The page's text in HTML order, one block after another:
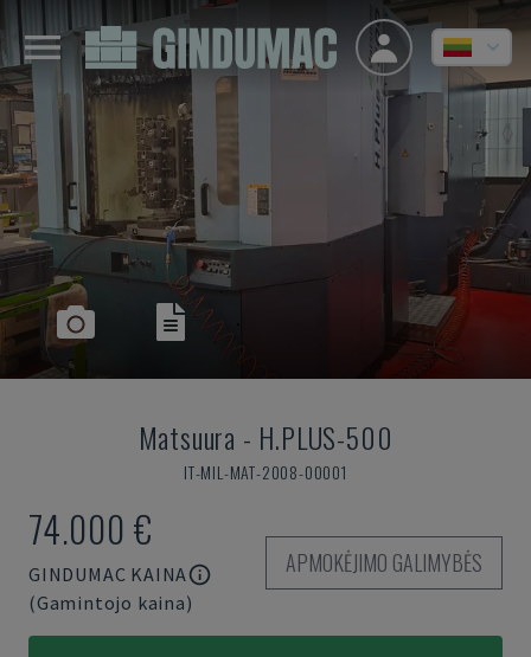
Matsuura - H.PLUS-500
IT-MIL-MAT-2008-00001
74.000 €
GINDUMAC KAINA
(Gamintojo kaina)
APMOKĖJIMO GALIMYBĖS